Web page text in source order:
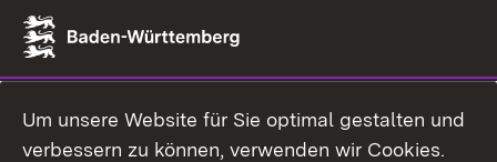
Um unsere Website für Sie optimal gestalten und
verbessern zu können, verwenden wir Cookies.